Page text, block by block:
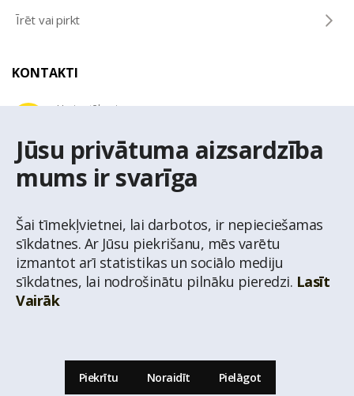
Jūsu privātuma aizsardzība
mums ir svarīga
Šai tīmekļvietnei, lai darbotos, ir nepieciešamas
sīkdatnes. Ar Jūsu piekrišanu, mēs varētu
izmantot arī statistikas un sociālo mediju
sīkdatnes, lai nodrošinātu pilnāku pieredzi. Lasīt
Vairāk
Piekrītu Noraidīt Pielāgot
© Nekustamo īpašumu aģentūra Latio.
Īrēt vai pirkt
KONTAKTI
Uzziņu tālrunis
E-pasta adrese
latio@latio.lv